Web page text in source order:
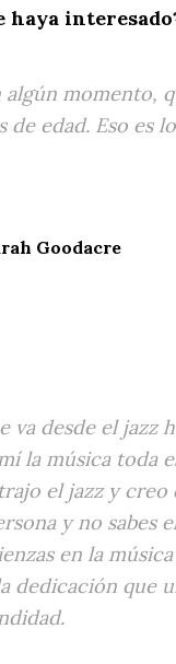
haya
momento,
edad. Eso es
Goodacre
desde el jazz
la música toda
el jazz y
y no sabes
en la
dedicación que